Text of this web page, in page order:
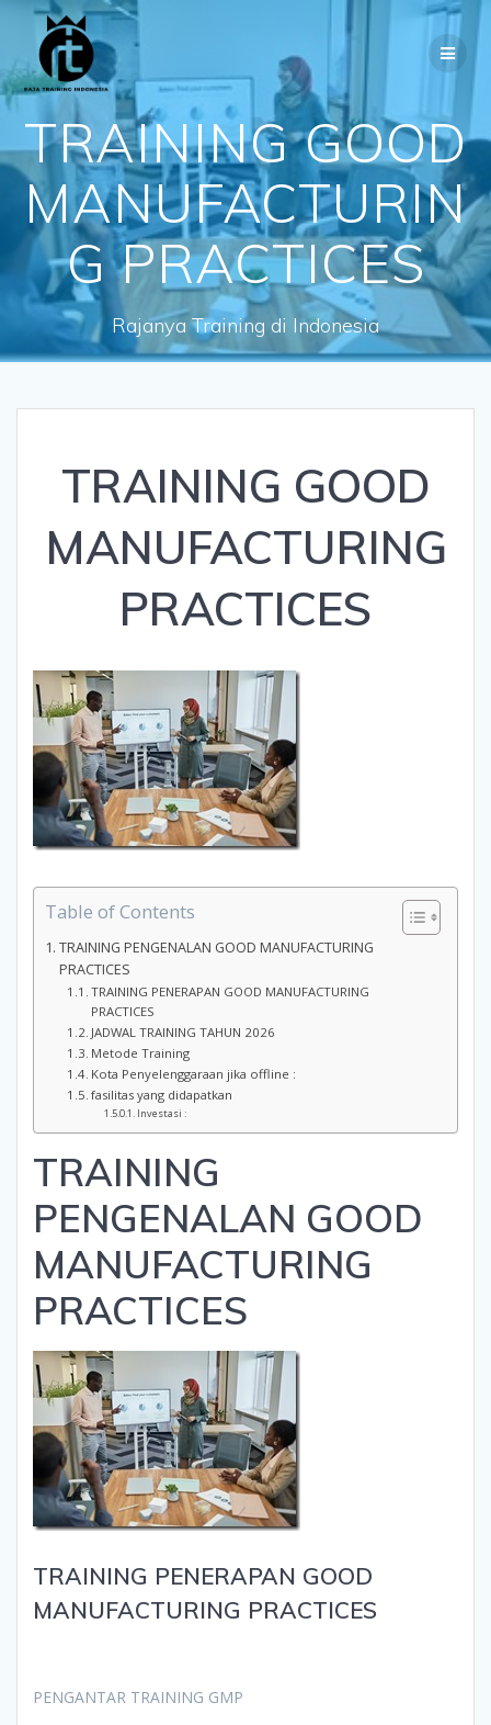
content
TRAINING GOOD
MANUFACTURIN
G PRACTICES
Rajanya Training di Indonesia
TRAINING GOOD
MANUFACTURING
PRACTICES
Table of Contents
TRAINING PENGENALAN GOOD MANUFACTURING
PRACTICES
TRAINING PENERAPAN GOOD MANUFACTURING
PRACTICES
JADWAL TRAINING TAHUN 2026
Metode Training
Kota Penyelenggaraan jika offline :
fasilitas yang didapatkan
Investasi :
TRAINING
PENGENALAN GOOD
MANUFACTURING
PRACTICES
TRAINING PENERAPAN GOOD
MANUFACTURING PRACTICES
PENGANTAR TRAINING GMP